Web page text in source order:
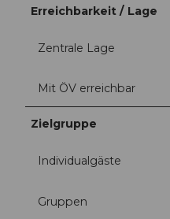
Erreichbarkeit / Lage
Zentrale Lage
Mit ÖV erreichbar
Zielgruppe
Individualgäste
Gruppen